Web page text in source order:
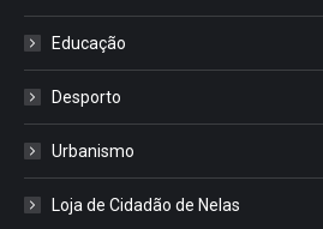
Educação
Desporto
Urbanismo
Loja de Cidadão de Nelas